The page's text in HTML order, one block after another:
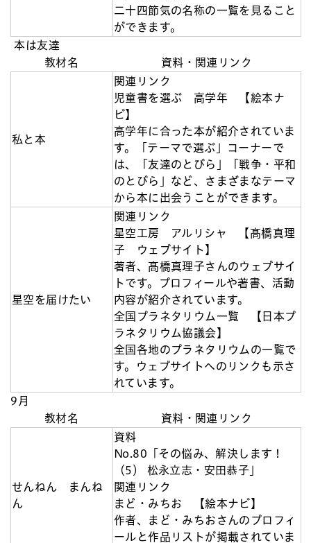
二十四節気の名称の一覧を見ること
ができます。
本は友達
教材名
資料・関連リンク
私と本
関連リンク
児童書を選ぶ 高学年 【絵本ナ
ビ】
高学年に合った本が紹介されていま
す。「テーマで選ぶ」コーナーで
は、「友達のとびら」「戦争・平和
のとびら」など、さまざまなテーマ
から本に出会うことができます。
星空を届けたい
関連リンク
星空工房 アルリシャ 【髙橋真理
子 ウェブサイト】
著者、髙橋真理子さんのウェブサイ
トです。プロフィールや著書、活動
内容が紹介されています。
全国プラネタリウム一覧 【日本プ
ラネタリウム協議会】
全国各地のプラネタリウムの一覧で
す。ウェブサイトへのリンクも示さ
れています。
9月
教材名
資料・関連リンク
せんねん まんね
ん
資料
No.80「その悩み、解決します！
（5） 松永立志・安田恭子」
関連リンク
まど・みちお 【絵本ナビ】
作者、まど・みちおさんのプロフィ
ールと作品リストが掲載されていま